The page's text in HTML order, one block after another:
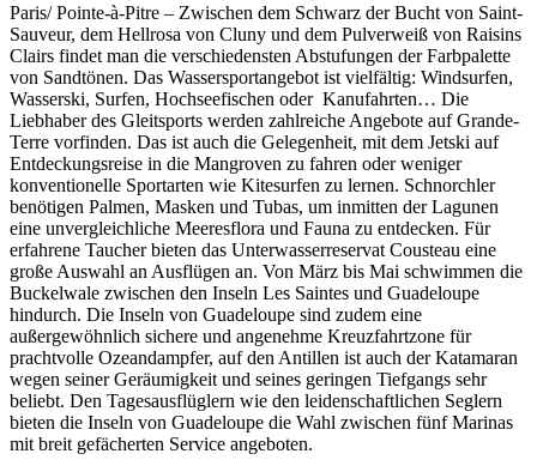
Paris/ Pointe-à-Pitre – Zwischen dem Schwarz der Bucht von Saint-
Sauveur, dem Hellrosa von Cluny und dem Pulverweiß von Raisins
Clairs findet man die verschiedensten Abstufungen der Farbpalette
von Sandtönen. Das Wassersportangebot ist vielfältig: Windsurfen,
Wasserski, Surfen, Hochseefischen oder Kanufahrten… Die
Liebhaber des Gleitsports werden zahlreiche Angebote auf Grande-
Terre vorfinden. Das ist auch die Gelegenheit, mit dem Jetski auf
Entdeckungsreise in die Mangroven zu fahren oder weniger
konventionelle Sportarten wie Kitesurfen zu lernen. Schnorchler
benötigen Palmen, Masken und Tubas, um inmitten der Lagunen
eine unvergleichliche Meeresflora und Fauna zu entdecken. Für
erfahrene Taucher bieten das Unterwasserreservat Cousteau eine
große Auswahl an Ausflügen an. Von März bis Mai schwimmen die
Buckelwale zwischen den Inseln Les Saintes und Guadeloupe
hindurch. Die Inseln von Guadeloupe sind zudem eine
außergewöhnlich sichere und angenehme Kreuzfahrtzone für
prachtvolle Ozeandampfer, auf den Antillen ist auch der Katamaran
wegen seiner Geräumigkeit und seines geringen Tiefgangs sehr
beliebt. Den Tagesausflüglern wie den leidenschaftlichen Seglern
bieten die Inseln von Guadeloupe die Wahl zwischen fünf Marinas
mit breit gefächerten Service angeboten.